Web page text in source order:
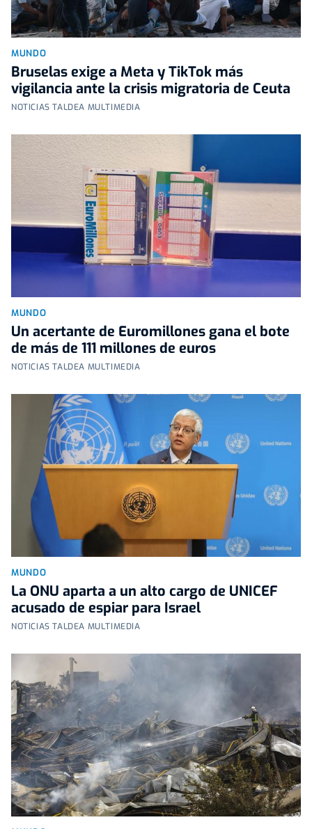
MUNDO
Bruselas exige a Meta y TikTok más
vigilancia ante la crisis migratoria de Ceuta
NOTICIAS TALDEA MULTIMEDIA
MUNDO
Un acertante de Euromillones gana el bote
de más de 111 millones de euros
NOTICIAS TALDEA MULTIMEDIA
MUNDO
La ONU aparta a un alto cargo de UNICEF
acusado de espiar para Israel
NOTICIAS TALDEA MULTIMEDIA